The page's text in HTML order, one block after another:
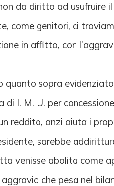
da diritto ad usufruire
come genitori, ci
in affitto, con
quanto sopra
di I. M. U. per
reddito, anzi aiuta i
sarebbe
venisse abolita come
aggravio che pesa nel